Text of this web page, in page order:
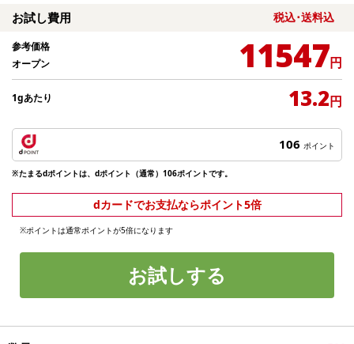
お試し費用 税込･送料込
参考価格
オープン
11547円
1gあたり 13.2円
106 ポイント
※たまるdポイントは、dポイント（通常）106ポイントです。
dカードでお支払ならポイント5倍
※ポイントは通常ポイントが5倍になります
お試しする